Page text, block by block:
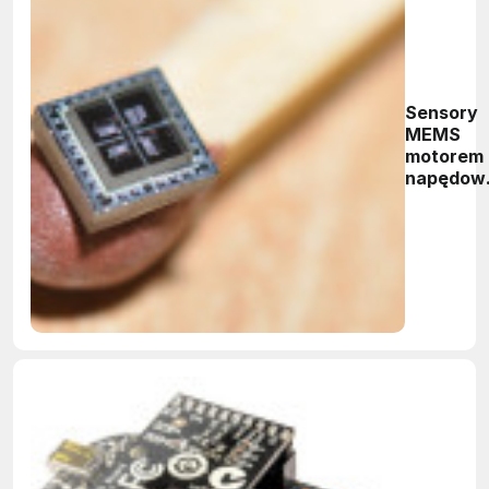
Sensory
MEMS
motorem